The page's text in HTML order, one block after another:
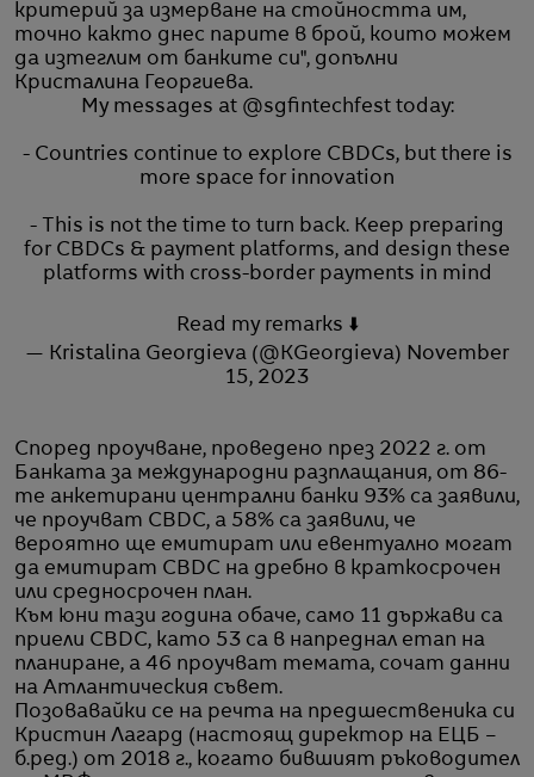
критерий за измерване на стойността им,
точно както днес парите в брой, които можем
да изтеглим от банките си", допълни
Кристалина Георгиева.
My messages at @sgfintechfesttoday:
- Countries continue to explore CBDCs, but there is
more space for innovation
- This is not the time to turn back. Keep preparing
for CBDCs & payment platforms, and design these
platforms with cross-border payments in mind
Read my remarks ⬇️
— Kristalina Georgieva (@KGeorgieva) November
15, 2023
Според проучване, проведено през 2022 г. от
Банката за международни разплащания, от 86-
те анкетирани централни банки 93% са заявили,
че проучват CBDC, а 58% са заявили, че
вероятно ще емитират или евентуално могат
да емитират CBDC на дребно в краткосрочен
или средносрочен план.
Към юни тази година обаче, само 11 държави са
приели CBDC, като 53 са в напреднал етап на
планиране, а 46 проучват темата, сочат данни
на Атлантическия съвет.
Позовавайки се на речта на предшественика си
Кристин Лагард (настоящ директор на ЕЦБ –
б.ред.) от 2018 г., когато бившият ръководител